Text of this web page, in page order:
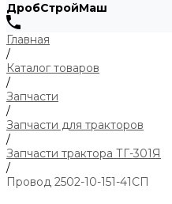
ДробСтройМаш
Главная
/
Каталог товаров
/
Запчасти
/
Запчасти для тракторов
/
Запчасти трактора ТГ-301Я
/
Провод 2502-10-151-41СП